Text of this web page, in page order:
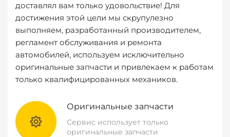
доставлял вам только удовольствие! Для
достижения этой цели мы скрупулезно
выполняем, разработанный производителем,
регламент обслуживания и ремонта
автомобилей, используем исключительно
оригинальные запчасти и привлекаем к работам
только квалифицированных механиков.
Оригинальные запчасти
Сервис использует только
оригинальные запчасти